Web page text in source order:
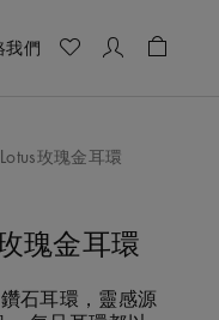
我們
玫瑰金耳環
瑰金耳環
石耳環，靈感源